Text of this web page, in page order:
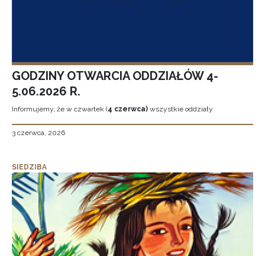
GODZINY OTWARCIA ODDZIAŁÓW 4-
5.06.2026 R.
Informujemy, że w czwartek (4 czerwca) wszystkie oddziały
3 czerwca, 2026
SIEDZIBA